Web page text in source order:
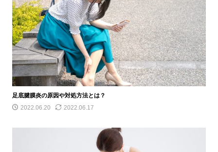
足底腱膜炎の原因や対処方法とは？
2022.06.20
2022.06.17